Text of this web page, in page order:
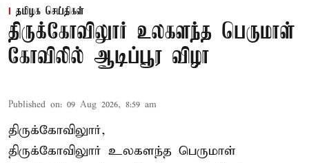
தமிழக செய்திகள்
திருக்கோவிலுார் உலகளந்த பெருமாள்
கோவிலில் ஆடிப்பூர விழா
Published on: 09 Aug 2026, 8:59 am
திருக்கோவிலுார்,
திருக்கோவிலுார் உலகளந்த பெருமாள்